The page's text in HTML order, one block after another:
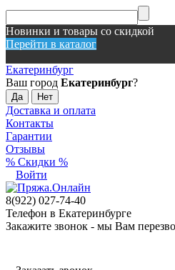
Новинки и товары со скидкой
Перейти в каталог
Екатеринбург
Ваш город Екатеринбург?
Доставка и оплата
Контакты
Гарантии
Отзывы
% Скидки %
Войти
8(922) 027-74-40
Телефон в Екатеринбурге
Закажите звонок - мы Вам